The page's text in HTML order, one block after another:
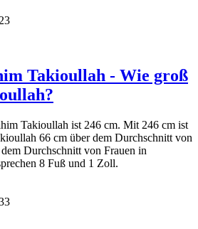
Takioullah - Wie groß
Takioullah ist 246 cm. Mit 246 cm ist
66 cm über dem Durchschnitt von
Durchschnitt von Frauen in
8 Fuß und 1 Zoll.